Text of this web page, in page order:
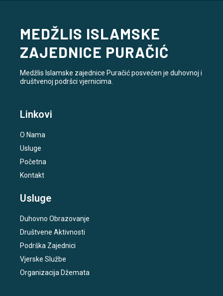
MEDŽLIS ISLAMSKE
ZAJEDNICE PURAČIĆ
Medžlis Islamske zajednice Puračić posvećen je duhovnoj i
društvenoj podršci vjernicima.
Linkovi
O Nama
Usluge
Početna
Kontakt
Usluge
Duhovno Obrazovanje
Društvene Aktivnosti
Podrška Zajednici
Vjerske Službe
Organizacija Džemata